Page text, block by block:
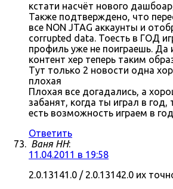
кстати насчёт нового
Также подтверждено, что
все NON JTAG аккаунты и
corrupted data. Тоесть в ГОД
профиль уже не поиграешь. Да
контент хер теперь таким
Тут только 2 новости одна
плохая
Плохая все догадались, а
забанят, когда ты играл в год,
есть возможность играем в
Ответить
Ваня НН:
11.04.2011 в 19:58
2.0.13141.0 / 2.0.13142.0 их